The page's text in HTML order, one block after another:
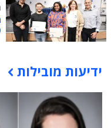
תוכן פרסומי
ידיעות מובילות